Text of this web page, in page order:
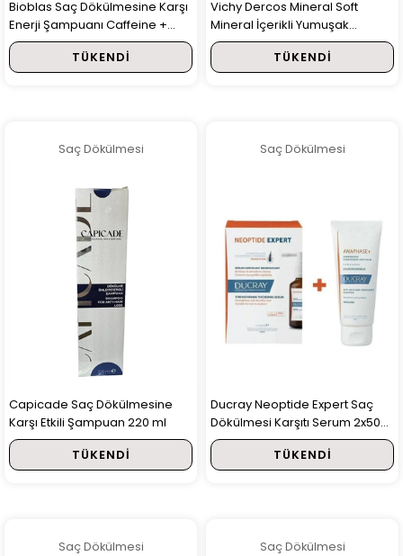
Bioblas Saç Dökülmesine Karşı
Enerji Şampuanı Caffeine +
Ginseng 360 ml
TÜKENDI
Vichy Dercos Mineral Soft
Mineral İçerikli Yumuşak
Şampuan 400 ml
TÜKENDI
Saç Dökülmesi
Capicade Saç Dökülmesine
Karşı Etkili Şampuan 220 ml
TÜKENDI
Saç Dökülmesi
Ducray Neoptide Expert Saç
Dökülmesi Karşıtı Serum 2x50
ml Alana Anaphase Şampuan
100 ml HEDİYETÜKENDI
Saç Dökülmesi Saç Dökülmesi